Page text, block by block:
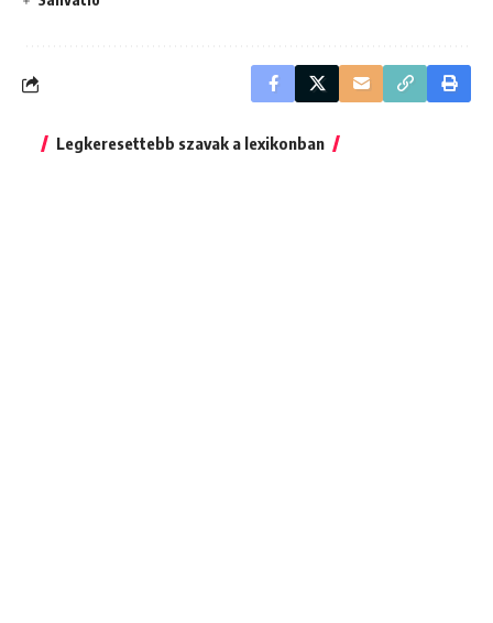
Legkeresettebb szavak a lexikonban